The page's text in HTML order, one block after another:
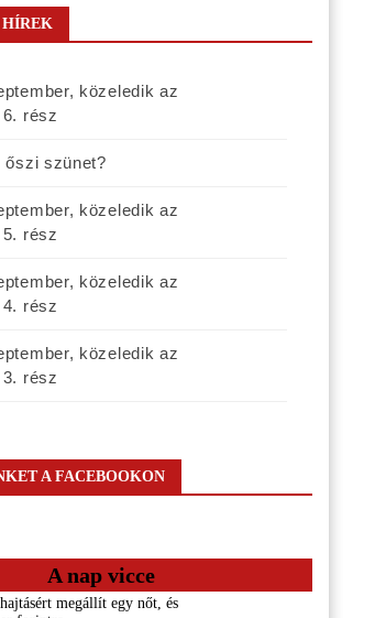
HÍREK
közeledik az
rész
őszi szünet?
közeledik az
rész
közeledik az
rész
közeledik az
rész
A FACEBOOKON
A nap vicce